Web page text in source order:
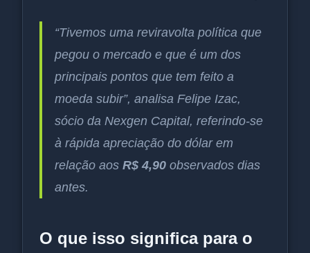
“Tivemos uma reviravolta política que
pegou o mercado e que é um dos
principais pontos que tem feito a
moeda subir”, analisa Felipe Izac,
sócio da Nexgen Capital, referindo-se
à rápida apreciação do dólar em
relação aos R$ 4,90 observados dias
antes.
O que isso significa para o